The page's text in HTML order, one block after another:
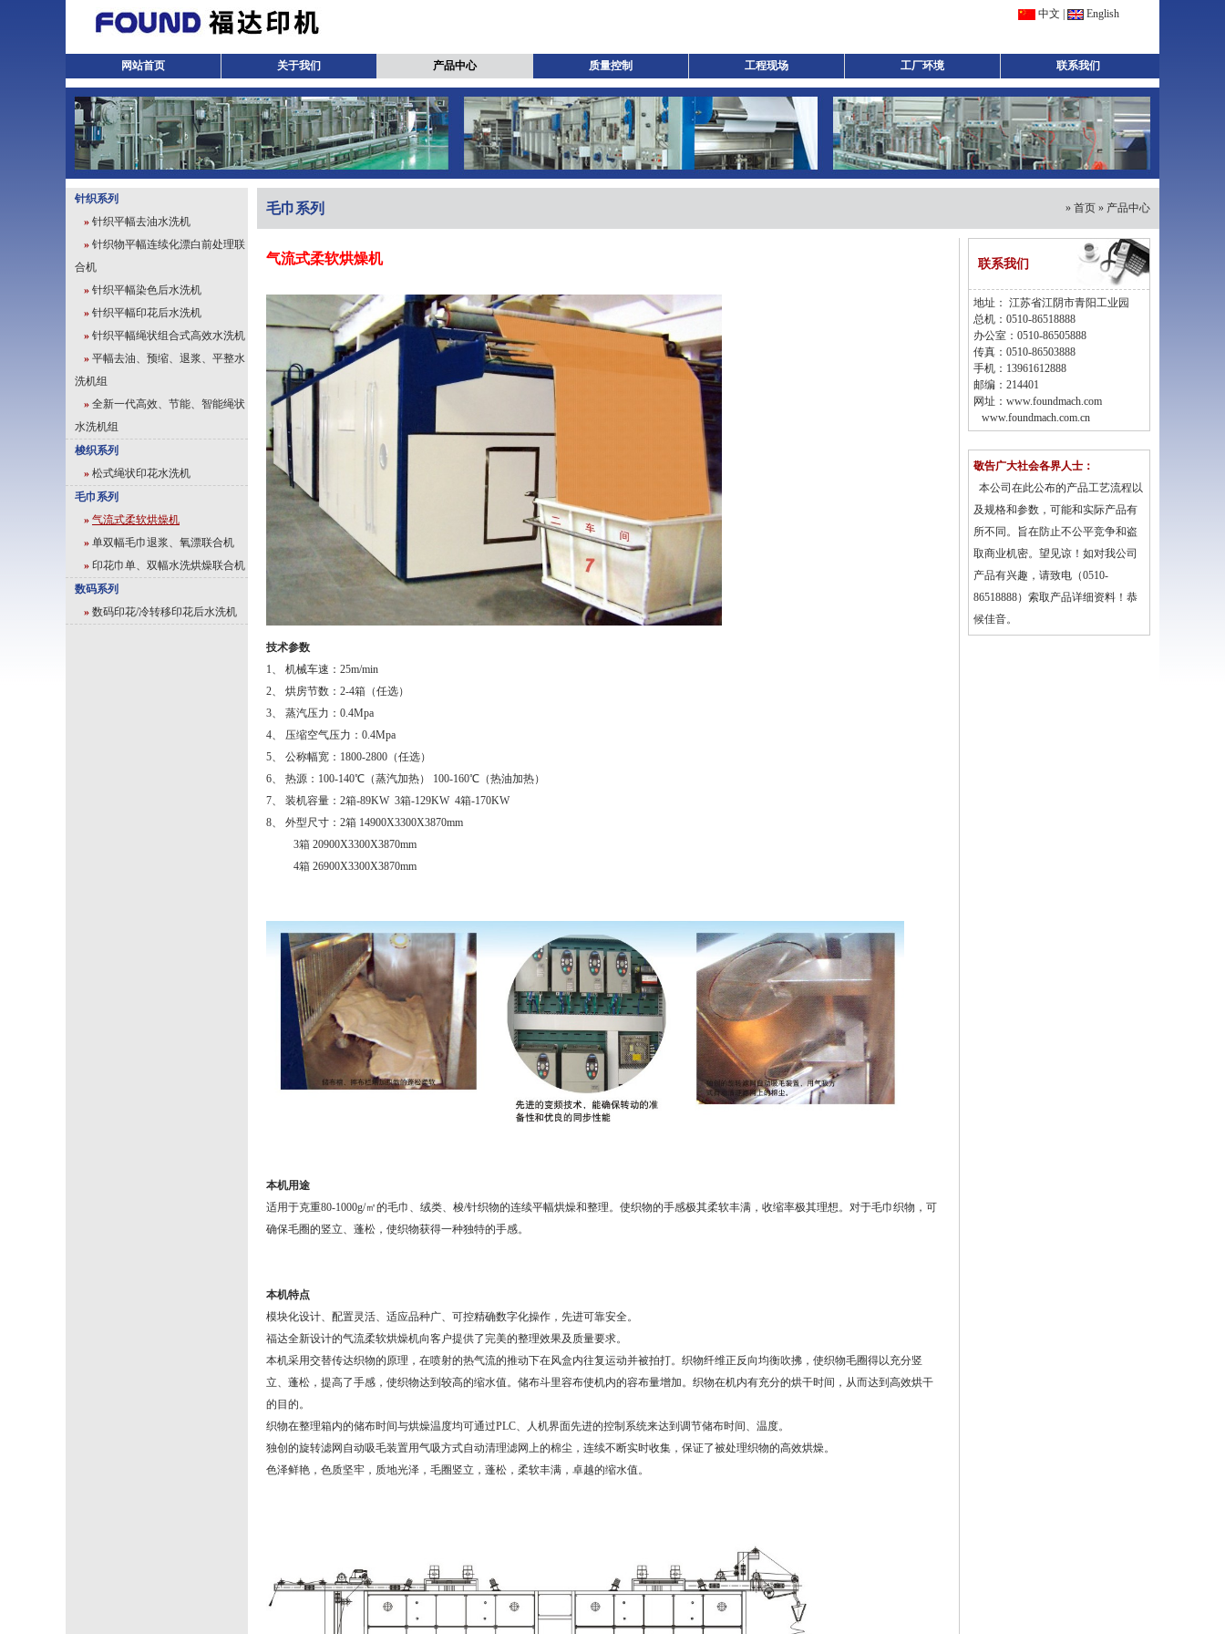
中文 English
网站首页 关于我们 产品中心 质量控制 工程现场 工厂环境 联系我们
针织系列
» 针织平幅去油水洗机
» 针织物平幅连续化漂白前处理联
合机
» 针织平幅染色后水洗机
» 针织平幅印花后水洗机
» 针织平幅绳状组合式高效水洗机
» 平幅去油、预缩、退浆、平整水
洗机组
» 全新一代高效、节能、智能绳状
水洗机组
梭织系列
» 松式绳状印花水洗机
毛巾系列
» 气流式柔软烘燥机
» 单双幅毛巾退浆、氧漂联合机
» 印花巾单、双幅水洗烘燥联合机
数码系列
» 数码印花/冷转移印花后水洗机
毛巾系列 » 首页 » 产品中心
气流式柔软烘燥机
技术参数
1、 机械车速：25m/min
2、 烘房节数：2-4箱（任选）
3、 蒸汽压力：0.4Mpa
4、 压缩空气压力：0.4Mpa
5、 公称幅宽：1800-2800（任选）
6、 热源：100-140℃（蒸汽加热） 100-160℃（热油加热）
7、 装机容量：2箱-89KW 3箱-129KW 4箱-170KW
8、 外型尺寸：2箱 14900X3300X3870mm
3箱 20900X3300X3870mm
4箱 26900X3300X3870mm
本机用途
适用于克重80-1000g/㎡的毛巾、绒类、梭/针织物的连续平幅烘燥和整理。使织物的手感极其柔软丰满，收缩率极其理想。对于毛巾织物，可
确保毛圈的竖立、蓬松，使织物获得一种独特的手感。
本机特点
模块化设计、配置灵活、适应品种广、可控精确数字化操作，先进可靠安全。
福达全新设计的气流柔软烘燥机向客户提供了完美的整理效果及质量要求。
本机采用交替传达织物的原理，在喷射的热气流的推动下在风盒内往复运动并被拍打。织物纤维正反向均衡吹拂，使织物毛圈得以充分竖
立、蓬松，提高了手感，使织物达到较高的缩水值。储布斗里容布使机内的容布量增加。织物在机内有充分的烘干时间，从而达到高效烘干
的目的。
织物在整理箱内的储布时间与烘燥温度均可通过PLC、人机界面先进的控制系统来达到调节储布时间、温度。
独创的旋转滤网自动吸毛装置用气吸方式自动清理滤网上的棉尘，连续不断实时收集，保证了被处理织物的高效烘燥。
色泽鲜艳，色质坚牢，质地光泽，毛圈竖立，蓬松，柔软丰满，卓越的缩水值。
联系我们
地址： 江苏省江阴市青阳工业园
总机：0510-86518888
办公室：0510-86505888
传真：0510-86503888
手机：13961612888
邮编：214401
网址：www.foundmach.com
www.foundmach.com.cn
敬告广大社会各界人士：
本公司在此公布的产品工艺流程以
及规格和参数，可能和实际产品有
所不同。旨在防止不公平竞争和盗
取商业机密。望见谅！如对我公司
产品有兴趣，请致电（0510-
86518888）索取产品详细资料！恭
候佳音。